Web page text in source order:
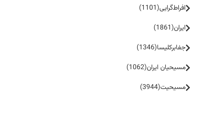
افراط‌گرایی(1101)
ایران(1861)
جفا‌بر‌کلیسا(1346)
مسیحیان ایران(1062)
مسیحیت(3944)